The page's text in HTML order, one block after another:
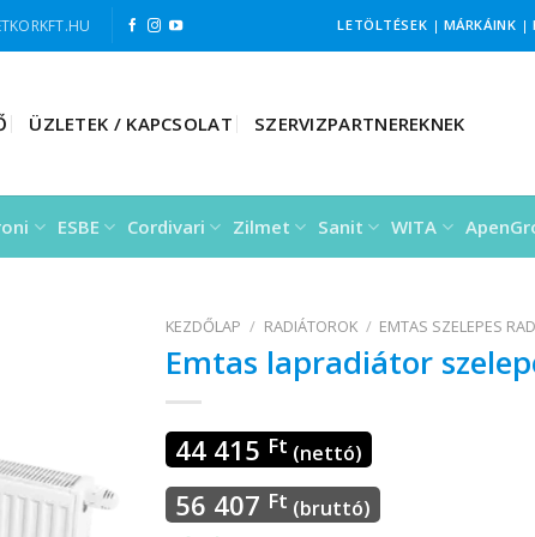
LETÖLTÉSEK | MÁRKÁINK |
ÜZLETEK / KAPCSOLAT SZERVIZPARTNEREKNEK
ESBE Cordivari Zilmet Sanit WITA
KEZDŐLAP / RADIÁTOROK / EMTAS SZELEPES
Emtas lapradiátor
44 415 Ft (nettó)
56 407 Ft (bruttó)